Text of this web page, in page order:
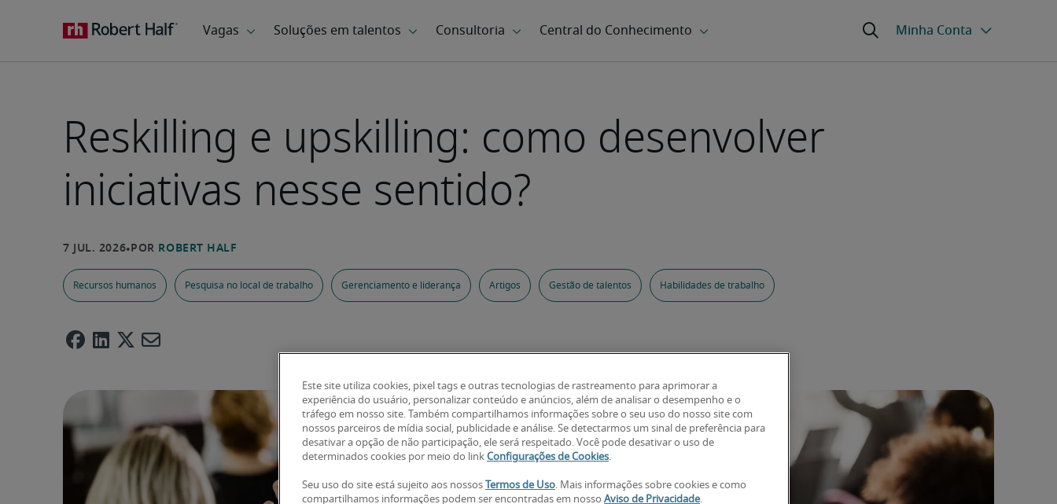
Reskilling e upskilling: como desenvolver
iniciativas nesse sentido?
Recursos humanos Pesquisa no local de trabalho Gerenciamento e liderança Artigos Gestão de talentos Habilidades de trabalho
Este site utiliza cookies, pixel tags e outras tecnologias de rastreamento para aprimorar a
experiência do usuário, personalizar conteúdo e anúncios, além de analisar o desempenho e o
tráfego em nosso site. Também compartilhamos informações sobre o seu uso do nosso site com
nossos parceiros de mídia social, publicidade e análise. Se detectarmos um sinal de preferência para
desativar a opção de não participação, ele será respeitado. Você pode desativar o uso de
determinados cookies por meio do link Configurações de Cookies.
Seu uso do site está sujeito aos nossos Termos de Uso. Mais informações sobre cookies e como
compartilhamos informações podem ser encontradas em nosso Aviso de Privacidade.